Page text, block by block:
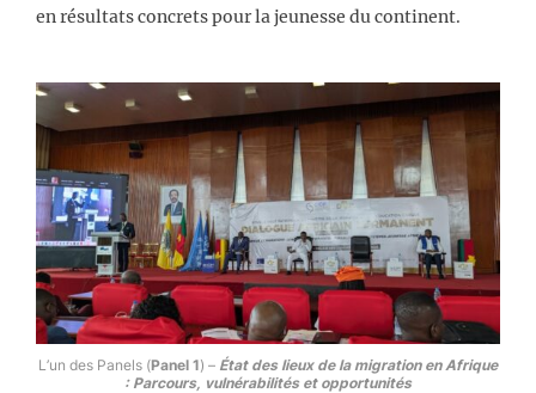
en résultats concrets pour la jeunesse du continent.
L’un des Panels (Panel 1) – État des lieux de la migration en Afrique
: Parcours, vulnérabilités et opportunités